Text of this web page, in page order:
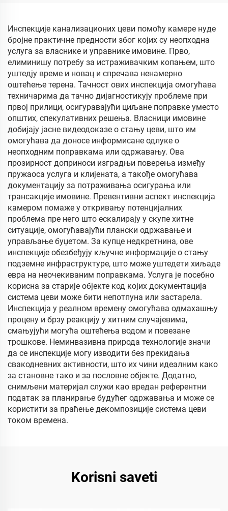
Инспекције канализационих цеви помоћу камере нуде
бројне практичне предности због којих су неопходна
услуга за власнике и управнике имовине. Прво,
елиминишу потребу за истраживачким копањем, што
уштедју време и новац и спречава ненамерно
оштећење терена. Тачност ових инспекција омогућава
техничарима да тачно дијагностикују проблеме при
првој прилици, осигуравајући циљане поправке уместо
општих, спекулативних решења. Власници имовине
добијају јасне видеодоказе о стању цеви, што им
омогућава да доносе информисане одлуке о
неопходним поправкама или одржавању. Ова
прозирност доприноси изградњи поверења између
пружаoca услуга и клијената, а такође омогућава
документацију за потраживања осигурања или
трансакције имовине. Превентивни аспект инспекција
камером помаже у откривању потенцијалних
проблема пре него што ескалирају у скупе хитне
ситуације, омогућавајући плански одржавање и
управљање буџетом. За купце недкретнина, ове
инспекције обезбеђују кључне информације о стању
подземне инфраструктуре, што може уштедети хиљаде
евра на неочекиваним поправкама. Услуга је посебно
корисна за старије објекте код којих документација
система цеви може бити непотпуна или застарела.
Инспекција у реалном времену омогућава одмахашњу
процену и брзу реакцију у хитним случајевима,
смањујући могућа оштећења водом и повезане
трошкове. Неминвазивна природа технологије значи
да се инспекције могу изводити без прекидања
свакодневних активности, што их чини идеалним како
за становне тако и за пословне објекте. Додатно,
снимљени материјал служи као вредан референтни
податак за планирање будућег одржавања и може се
користити за праћење декомпозиције система цеви
током времена.
Korisni saveti